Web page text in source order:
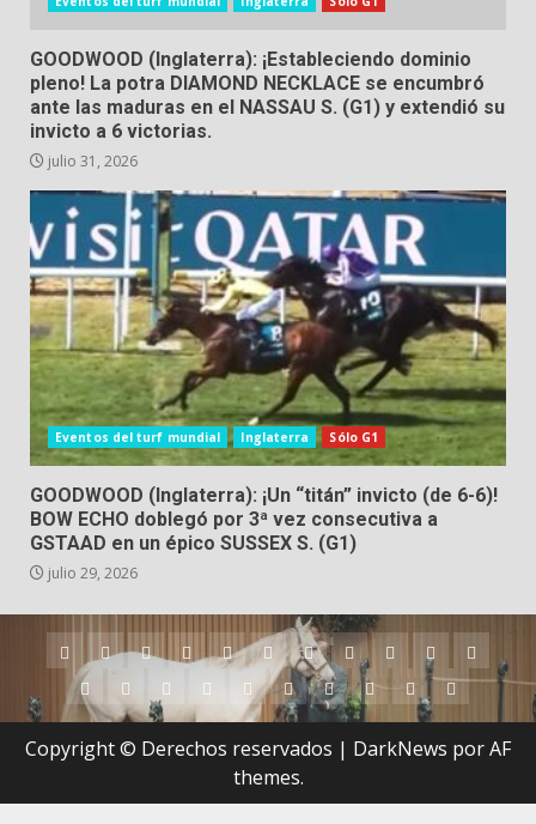
GOODWOOD (Inglaterra): ¡Estableciendo dominio
pleno! La potra DIAMOND NECKLACE se encumbró
ante las maduras en el NASSAU S. (G1) y extendió su
invicto a 6 victorias.
julio 31, 2026
Eventos del turf mundial Inglaterra Sólo G1
GOODWOOD (Inglaterra): ¡Un “titán” invicto (de 6-6)!
BOW ECHO doblegó por 3ª vez consecutiva a
GSTAAD en un épico SUSSEX S. (G1)
julio 29, 2026
Argentina
AustraliaBrasilChileDubaiEstados
Unidos
Hong
Kong
Inglaterra
IrlandaJapónNueva
Zelanda
PanamáPerú
Puerto
Rico
QatarSingapurSuráfrica
UruguayVenezuelaHipódromos
(Dubai)
Copyright © Derechos reservados | DarkNews por AF
themes.